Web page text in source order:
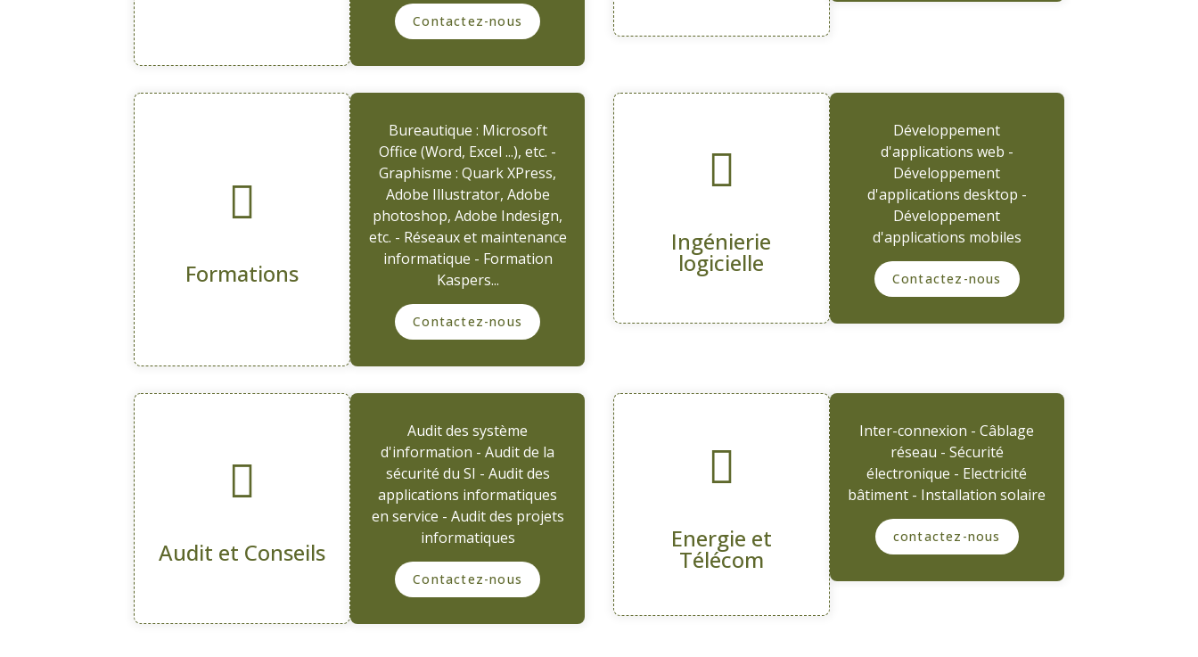
Contactez-nous
Formations
Bureautique : Microsoft
Office (Word, Excel ...), etc. -
Graphisme : Quark XPress,
Adobe Illustrator, Adobe
photoshop, Adobe Indesign,
etc. - Réseaux et maintenance
informatique - Formation
Kaspers...
Contactez-nous
Ingénierie
logicielle
Développement
d'applications web -
Développement
d'applications desktop -
Développement
d'applications mobiles
Contactez-nous
Audit et Conseils
Audit des système
d'information - Audit de la
sécurité du SI - Audit des
applications informatiques
en service - Audit des projets
informatiques
Contactez-nous
Energie et
Télécom
Inter-connexion - Câblage
réseau - Sécurité
électronique - Electricité
bâtiment - Installation solaire
contactez-nous